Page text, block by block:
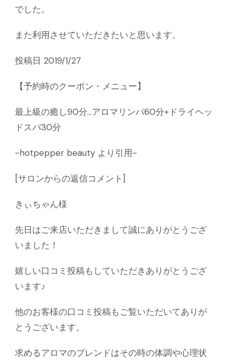
でした。
また利用させていただきたいと思います。
投稿日 2019/1/27
【予約時のクーポン・メニュー】
最上級の癒し90分…アロマリンパ60分+ドライヘッ
ドスパ30分
-hotpepper beauty より引用-
[サロンからの返信コメント]
きぃちゃん様
先日はご来店いただきまして誠にありがとうござ
いました！
嬉しい口コミ投稿もしていただきありがとうござ
います♪
他のお客様の口コミ投稿もご覧いただいてありが
とうございます。
求めるアロマのブレンドはその時の体調や心理状